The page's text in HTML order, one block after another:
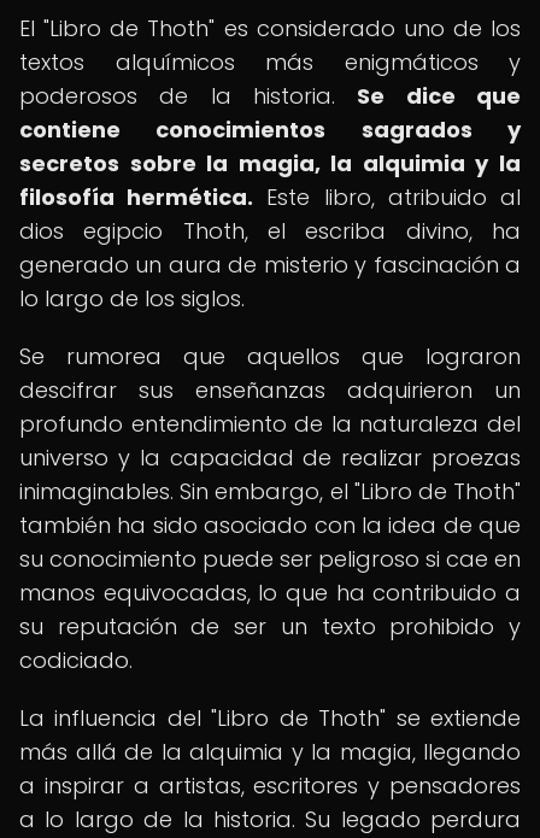
El "Libro de Thoth" es considerado uno de los
textos alquímicos más enigmáticos y
poderosos de la historia. Se dice que
contiene conocimientos sagrados y
secretos sobre la magia, la alquimia y la
filosofía hermética. Este libro, atribuido al
dios egipcio Thoth, el escriba divino, ha
generado un aura de misterio y fascinación a
lo largo de los siglos.
Se rumorea que aquellos que lograron
descifrar sus enseñanzas adquirieron un
profundo entendimiento de la naturaleza del
universo y la capacidad de realizar proezas
inimaginables. Sin embargo, el "Libro de Thoth"
también ha sido asociado con la idea de que
su conocimiento puede ser peligroso si cae en
manos equivocadas, lo que ha contribuido a
su reputación de ser un texto prohibido y
codiciado.
La influencia del "Libro de Thoth" se extiende
más allá de la alquimia y la magia, llegando
a inspirar a artistas, escritores y pensadores
a lo largo de la historia. Su legado perdura